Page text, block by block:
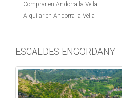
Comprar en Andorra la Vella
Alquilar en Andorra la Vella
ESCALDES ENGORDANY